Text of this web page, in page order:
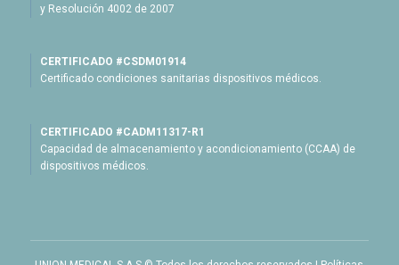
y Resolución 4002 de 2007
CERTIFICADO #CSDM01914
Certificado condiciones sanitarias dispositivos médicos.
CERTIFICADO #CADM11317-R1
Capacidad de almacenamiento y acondicionamiento (CCAA) de
dispositivos médicos.